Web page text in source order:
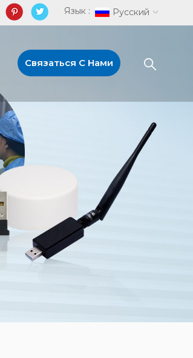
Язык : Русский
Связаться С Нами